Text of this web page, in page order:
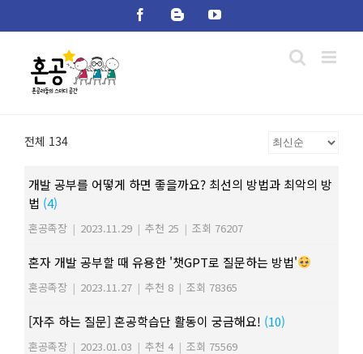
FacebookBloggerYouTube
전체 134
개발 공부를 어떻게 하면 좋을까요? 최선의 방법과 최악의 방
법 (4)
혼공족장 | 2023.11.29 | 추천 25 | 조회 76207
혼자 개발 공부할 때 유용한 '챗GPT로 질문하는 방법'
혼공족장 | 2023.11.27 | 추천 8 | 조회 78365
[자주 하는 질문] 혼공학습단 활동이 궁금해요! (10)
혼공족장 | 2023.01.03 | 추천 4 | 조회 75569